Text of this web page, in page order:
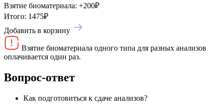
Взятие биоматериала: +200₽
Итого: 1475₽
Добавить в корзину
Взятие биоматериала одного типа для разных анализов
оплачивается один раз.
Вопрос-ответ
Как подготовиться к сдаче анализов?